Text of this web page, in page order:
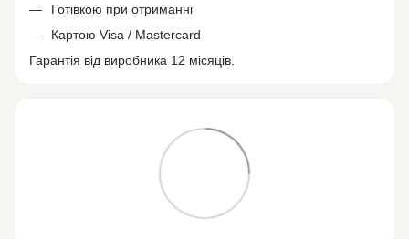
Готівкою при отриманні
Картою Visa / Mastercard
Гарантія від виробника 12 місяців.